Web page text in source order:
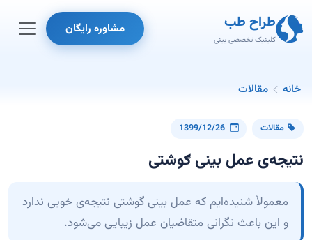
طراح طب
کلینیک تخصصی بینی
مشاوره رایگان
خانه مقالات
مقالات 1399/12/26
نتیجه‌ی عمل بینی ګوشتی
معمولاً شنیده‌ایم که عمل بینی گوشتی نتیجه‌ی خوبی ندارد
و این باعث نگرانی متقاضیان عمل زیبایی می‌شود.